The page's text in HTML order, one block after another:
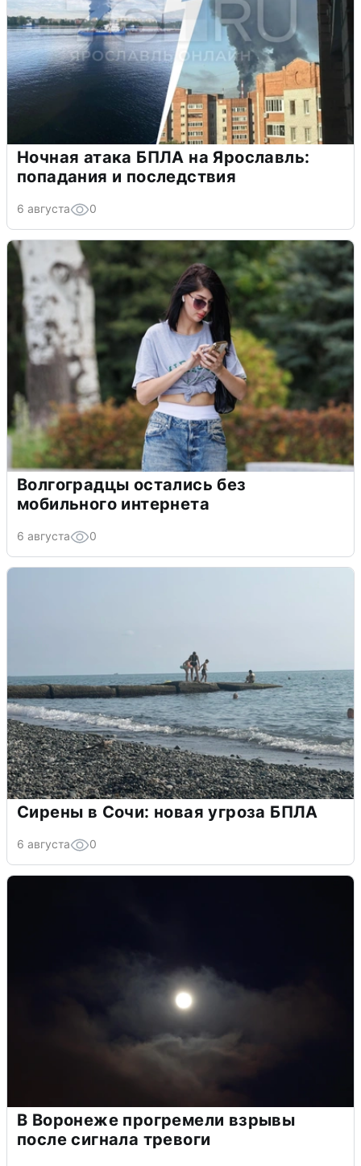
Ночная атака БПЛА на Ярославль:
попадания и последствия
6 августа 0
Волгоградцы остались без
мобильного интернета
6 августа 0
Сирены в Сочи: новая угроза БПЛА
6 августа 0
В Воронеже прогремели взрывы
после сигнала тревоги